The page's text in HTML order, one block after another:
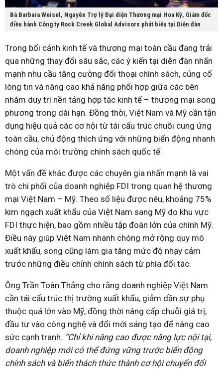
Bà Barbara Weisel, Nguyên Trợ lý Đại diện Thương mại Hoa Kỳ, Giám đốc
điều hành Công ty Rock Creek Global Advisors phát biểu tại Diễn đàn
Trong bối cảnh kinh tế và thương mại toàn cầu đang trải
qua những thay đổi sâu sắc, các ý kiến tại diễn đàn nhấn
mạnh nhu cầu tăng cường đối thoại chính sách, củng cố
lòng tin và nâng cao khả năng phối hợp giữa các bên
nhằm duy trì nền tảng hợp tác kinh tế – thương mại song
phương trong dài hạn. Đồng thời, Việt Nam và Mỹ cần tận
dụng hiệu quả các cơ hội từ tái cấu trúc chuỗi cung ứng
toàn cầu, chủ động thích ứng với những biến động nhanh
chóng của môi trường chính sách quốc tế.
Một vấn đề khác được các chuyên gia nhấn mạnh là vai
trò chi phối của doanh nghiệp FDI trong quan hệ thương
mại Việt Nam – Mỹ. Theo số liệu được nêu, khoảng 75%
kim ngạch xuất khẩu của Việt Nam sang Mỹ do khu vực
FDI thực hiện, bao gồm nhiều tập đoàn lớn của chính Mỹ.
Điều này giúp Việt Nam nhanh chóng mở rộng quy mô
xuất khẩu, song cũng làm gia tăng mức độ nhạy cảm
trước những điều chỉnh chính sách từ phía đối tác.
Ông Trần Toàn Thắng cho rằng doanh nghiệp Việt Nam
cần tái cấu trúc thị trường xuất khẩu, giảm dần sự phụ
thuộc quá lớn vào Mỹ, đồng thời nâng cấp chuỗi giá trị,
đầu tư vào công nghệ và đổi mới sáng tạo để nâng cao
sức cạnh tranh. “Chỉ khi nâng cao được năng lực nội tại,
doanh nghiệp mới có thể đứng vững trước biến động
chính sách và biến thách thức thành cơ hội chuyển đổi